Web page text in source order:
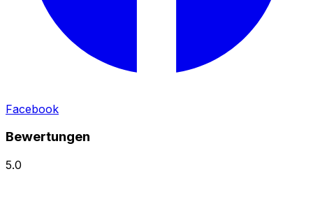
Facebook
Bewertungen
5.0